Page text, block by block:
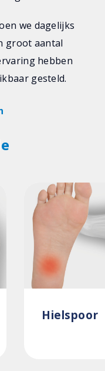
we dagelijks
groot aantal
hebben
gesteld.
Hielspoor